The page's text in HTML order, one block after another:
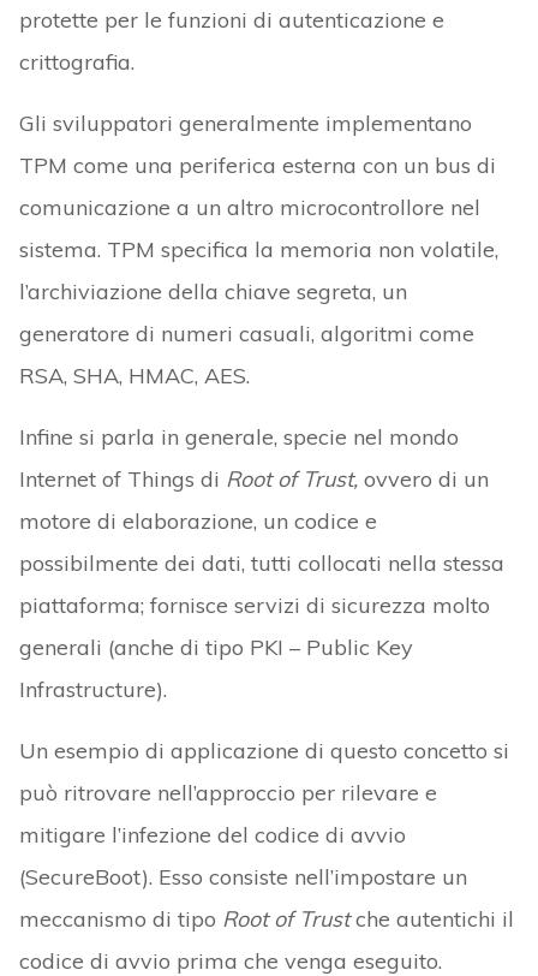
protette per le funzioni di autenticazione e
crittografia.
Gli sviluppatori generalmente implementano
TPM come una periferica esterna con un bus di
comunicazione a un altro microcontrollore nel
sistema. TPM specifica la memoria non volatile,
l’archiviazione della chiave segreta, un
generatore di numeri casuali, algoritmi come
RSA, SHA, HMAC, AES.
Infine si parla in generale, specie nel mondo
Internet of Things di Root of Trust, ovvero di un
motore di elaborazione, un codice e
possibilmente dei dati, tutti collocati nella stessa
piattaforma; fornisce servizi di sicurezza molto
generali (anche di tipo PKI – Public Key
Infrastructure).
Un esempio di applicazione di questo concetto si
può ritrovare nell’approccio per rilevare e
mitigare l’infezione del codice di avvio
(SecureBoot). Esso consiste nell’impostare un
meccanismo di tipo Root of Trustche autentichi il
codice di avvio prima che venga eseguito.